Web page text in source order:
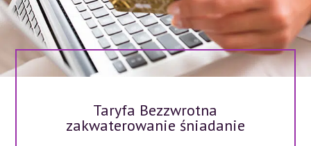
Taryfa Bezzwrotna
zakwaterowanie śniadanie